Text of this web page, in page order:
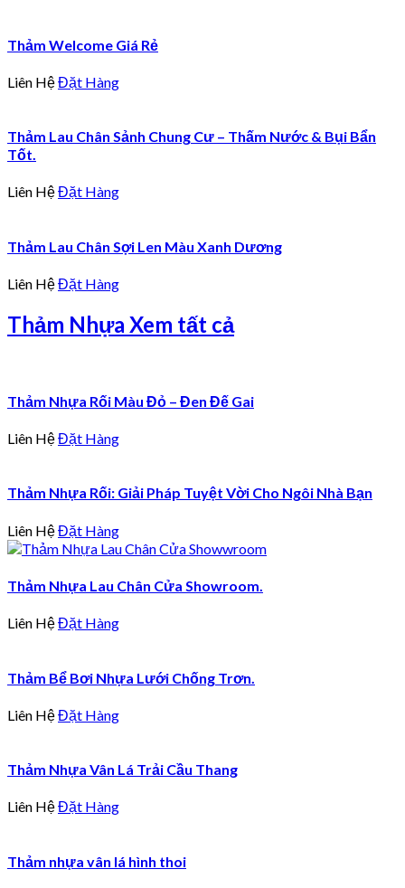
Thảm Welcome Giá Rẻ
Liên HệĐặt Hàng
Thảm Lau Chân Sảnh Chung Cư – Thấm Nước & Bụi Bẩn
Tốt.
Liên HệĐặt Hàng
Thảm Lau Chân Sợi Len Màu Xanh Dương
Liên HệĐặt Hàng
Thảm Nhựa Xem tất cả
Thảm Nhựa Rối Màu Đỏ – Đen Đế Gai
Liên HệĐặt Hàng
Thảm Nhựa Rối: Giải Pháp Tuyệt Vời Cho Ngôi Nhà Bạn
Liên HệĐặt Hàng
Thảm Nhựa Lau Chân Cửa Showroom.
Liên HệĐặt Hàng
Thảm Bể Bơi Nhựa Lưới Chống Trơn.
Liên HệĐặt Hàng
Thảm Nhựa Vân Lá Trải Cầu Thang
Liên HệĐặt Hàng
Thảm nhựa vân lá hình thoi